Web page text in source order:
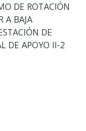
DE ROTACIÓN
A BAJA
DE
DE APOYO II-2